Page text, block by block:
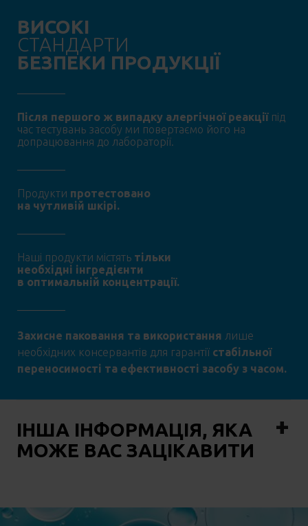
ВИСОКІ
СТАНДАРТИ
БЕЗПЕКИ ПРОДУКЦІЇ
Після першого ж випадку алергічної реакції під
час тестувань засобу ми повертаємо його на
допрацювання до лабораторії.
Продукти протестовано
на чутливій шкірі.
Наші продукти містять тільки
необхідні інгредієнти
в оптимальній концентрації.
Захисне паковання та використання лише
необхідних консервантів для гарантії стабільної
переносимості та ефективності засобу з часом.
ІНША ІНФОРМАЦІЯ, ЯКА
МОЖЕ ВАС ЗАЦІКАВИТИ